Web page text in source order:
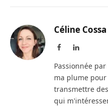
Céline Cossa
FacebookLinkedIn
Passionnée
ma plume
transmettre
qui